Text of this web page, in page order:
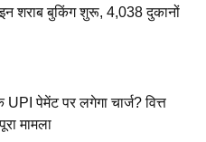
शराब बुकिंग शुरू, 4,038 दुकानों
पेमेंट पर लगेगा चार्ज? वित्त
मामला